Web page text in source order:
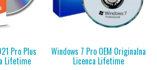
Pro Plus
Lifetime
Windows 7 Pro OEM Originalna
Licenca Lifetime